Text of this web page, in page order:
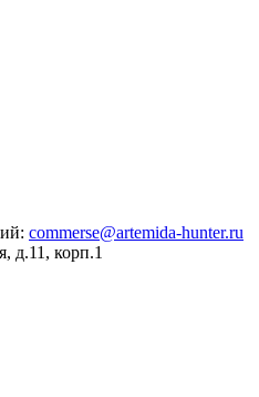
commerse@artemida-hunter.ru
д.11, корп.1